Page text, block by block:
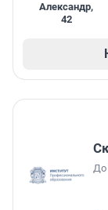
Александр,
42
До